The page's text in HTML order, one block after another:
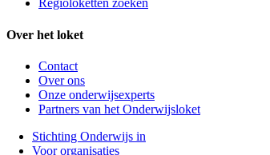
Regioloketten zoeken
Over het loket
Contact
Over ons
Onze onderwijsexperts
Partners van het Onderwijsloket
Stichting Onderwijs in
Voor organisaties